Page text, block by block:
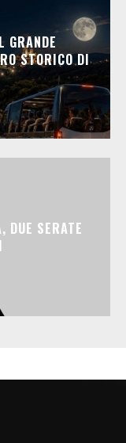
GRANDE
STORICO DI
DUE SERATE